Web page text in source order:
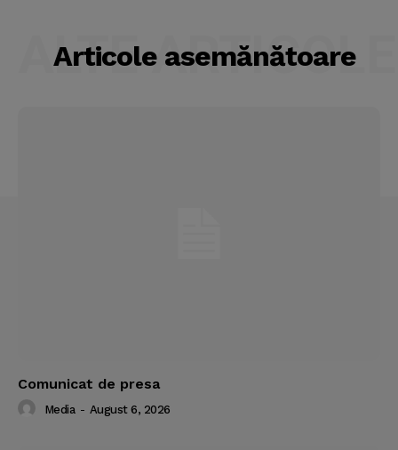
Articole asemănătoare
ALTE ARTICOLE
Comunicat de presa
Media - August 6, 2026